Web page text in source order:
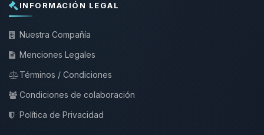
INFORMACIÓN LEGAL
Nuestra Compañía
Menciones Legales
Términos / Condiciones
Condiciones de colaboración
Política de Privacidad